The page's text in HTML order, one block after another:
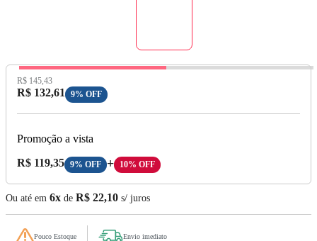
Preço Original:
R$ 145,43
Preço com Desconto:
R$ 132,61 9% OFF
Promoção a vista
Preço A Vista:
R$ 119,35 9% OFF + 10% OFF
Ou até em 6x de R$ 22,10 s/ juros
Pouco Estoque Envio imediato